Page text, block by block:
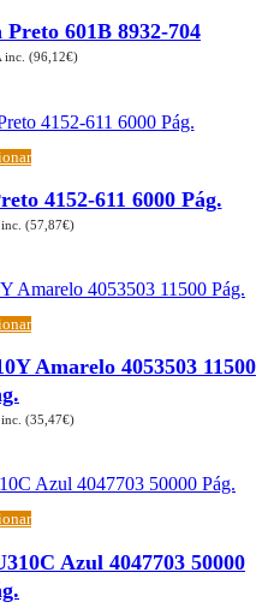
601B 8932-704
inc. (96,12€)
4152-611 6000 Pág.
(57,87€)
Amarelo 4053503 11500
(35,47€)
Azul 4047703 50000